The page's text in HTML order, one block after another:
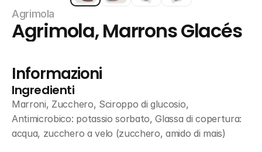
Agrimola
Agrimola, Marrons Glacés
Informazioni
Ingredienti
Marroni, Zucchero, Sciroppo di glucosio,
Antimicrobico: potassio sorbato, Glassa di copertura:
acqua, zucchero a velo (zucchero, amido di mais)